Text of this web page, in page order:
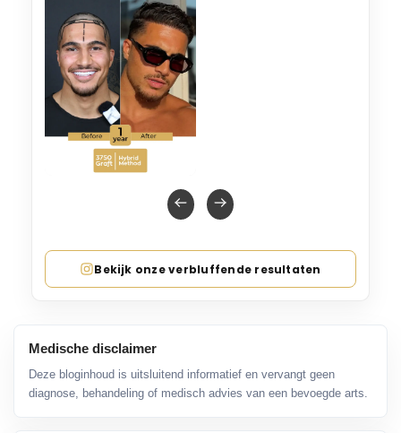
Bekijk onze verbluffende resultaten
Medische disclaimer
Deze bloginhoud is uitsluitend informatief en vervangt geen
diagnose, behandeling of medisch advies van een bevoegde arts.